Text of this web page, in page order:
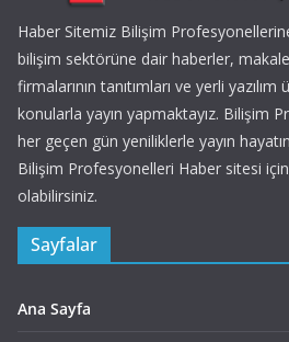
Haber Sitemiz Bilişim
bilişim sektörüne dair haberler,
firmalarının tanıtımları ve yerli yazılım
konularla yayın yapmaktayız. Bilişim
her geçen gün yeniliklerle yayın
Bilişim Profesyonelleri Haber sitesi
olabilirsiniz.
Sayfalar
Ana Sayfa